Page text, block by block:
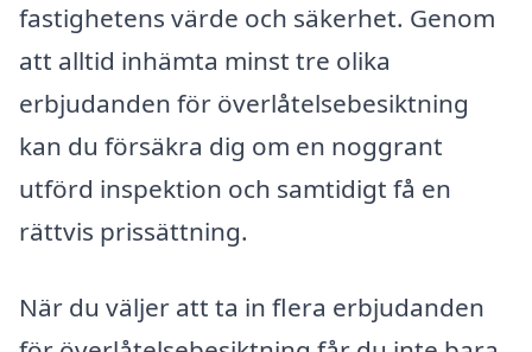
fastighetens värde och säkerhet. Genom
att alltid inhämta minst tre olika
erbjudanden för överlåtelsebesiktning
kan du försäkra dig om en noggrant
utförd inspektion och samtidigt få en
rättvis prissättning.
När du väljer att ta in flera erbjudanden